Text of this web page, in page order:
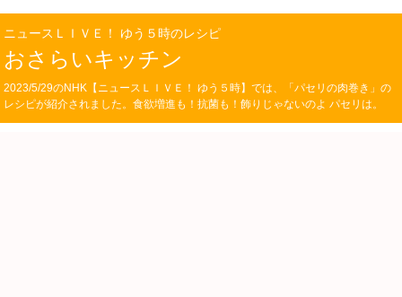
ニュースＬＩＶＥ！ ゆう５時のレシピ
おさらいキッチン
2023/5/29のNHK【ニュースＬＩＶＥ！ ゆう５時】では、「パセリの肉巻き」の
レシピが紹介されました。食欲増進も！抗菌も！飾りじゃないのよ パセリは。